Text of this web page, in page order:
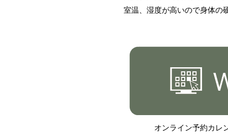
室温、湿度が高いので身体の
オンライン予約カレ